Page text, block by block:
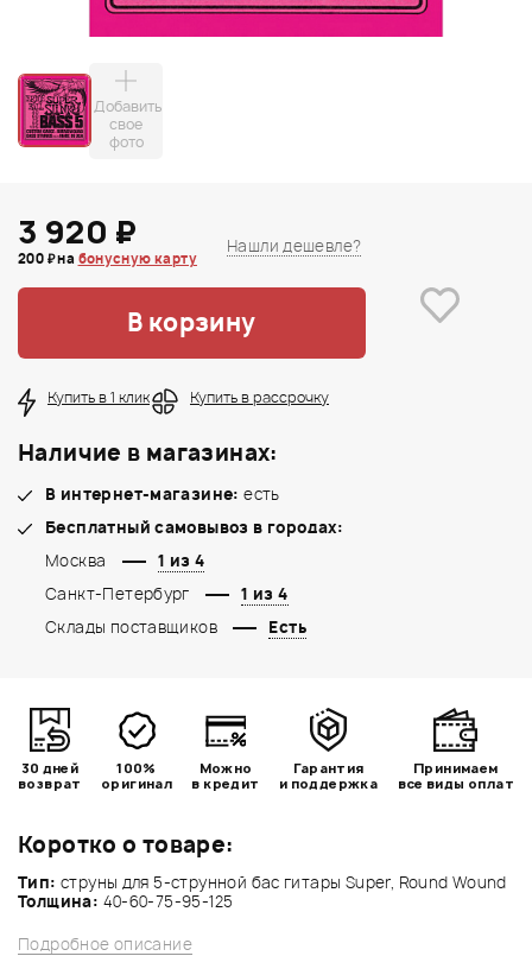
Добавить
свое
фото
Коротко о товаре:
Тип: струны для 5-струнной бас гитары Super, Round Wound
Толщина: 40-60-75-95-125
Подробное описание
3 920 ₽
200 ₽ на бонусную карту
Нашли дешевле?
В корзину
Купить в 1 клик Купить в рассрочку
Наличие в магазинах:
В интернет-магазине: есть
Бесплатный самовывоз в городах:
Москва
1 из 4
Санкт-Петербург
1 из 4
Склады поставщиков
Есть
30 дней
возврат
100%
оригинал
Можно
в кредит
Гарантия
и поддержка
Принимаем
все виды оплат